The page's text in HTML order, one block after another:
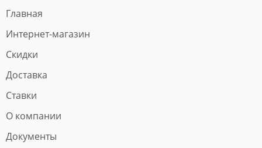
Главная
Интернет-магазин
Скидки
Доставка
Ставки
О компании
Документы